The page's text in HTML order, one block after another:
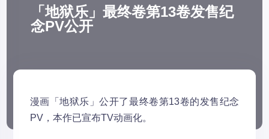
「地狱乐」最终卷第13卷发售纪
念PV公开
漫画「地狱乐」公开了最终卷第13卷的发售纪念
PV，本作已宣布TV动画化。